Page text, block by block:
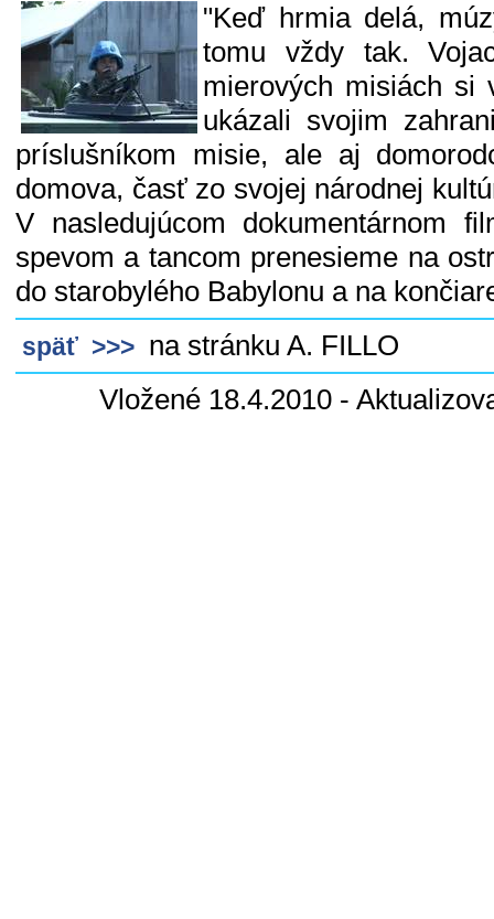
"Keď hrmia delá,
tomu vždy tak.
mierových misiách si
ukázali svojim
príslušníkom misie, ale aj
domova, časť zo svojej národnej
V nasledujúcom dokumentárnom
spevom a tancom prenesieme na
do starobylého Babylonu a na
späť >>> na stránku A. FILLO
Vložené 18.4.2010 -